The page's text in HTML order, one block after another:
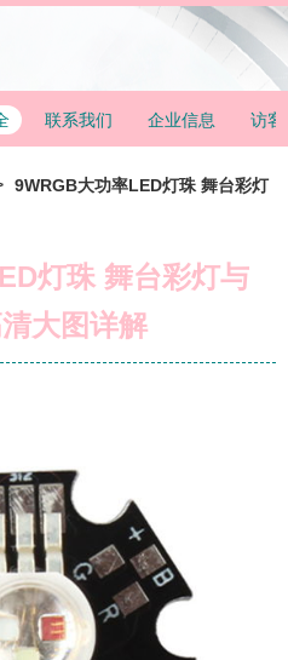
联系我们 企业信息 访客
9WRGB大功率LED灯珠 舞台彩灯
灯珠 舞台彩灯与
大图详解